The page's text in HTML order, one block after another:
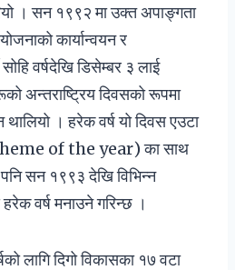
। सन १९९२ मा उक्त अपाङ्गता
कार्यान्वयन र
वर्षदेखि डिसेम्बर ३ लाई
अन्तराष्ट्रिय दिवसको रूपमा
थालियो । हरेक वर्ष यो दिवस एउटा
(Theme of the year) का साथ
सन १९९३ देखि विभिन्न
वर्ष मनाउने गरिन्छ ।
लागि दिगो विकासका १७ वटा